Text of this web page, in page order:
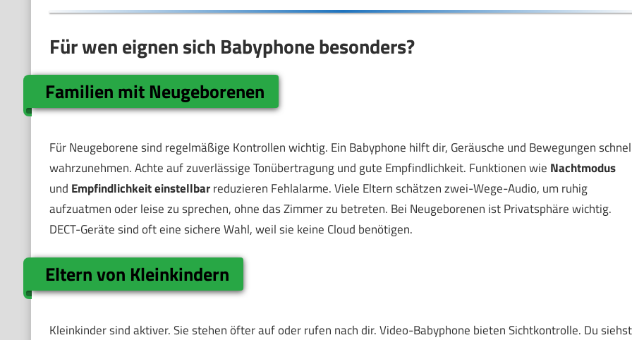
Für wen eignen sich Babyphone besonders?
Familien mit Neugeborenen
Für Neugeborene sind regelmäßige Kontrollen wichtig. Ein Babyphone hilft dir, Geräusche und Bewegungen
wahrzunehmen. Achte auf zuverlässige Tonübertragung und gute Empfindlichkeit. Funktionen wie Nachtmodus
und Empfindlichkeit einstellbarreduzieren Fehlalarme. Viele Eltern schätzen zwei-Wege-Audio, um ruhig
aufzuatmen oder leise zu sprechen, ohne das Zimmer zu betreten. Bei Neugeborenen ist Privatsphäre wichtig.
DECT-Geräte sind oft eine sichere Wahl, weil sie keine Cloud benötigen.
Eltern von Kleinkindern
Kleinkinder sind aktiver. Sie stehen öfter auf oder rufen nach dir. Video-Babyphone bieten Sichtkontrolle. Du